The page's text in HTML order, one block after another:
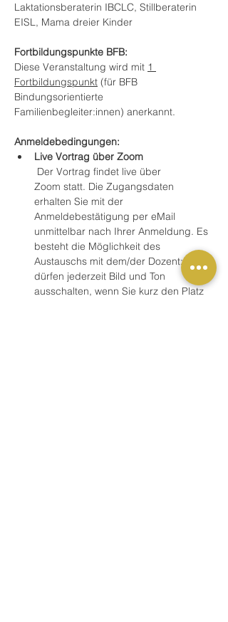
Laktationsberaterin IBCLC, Stillberaterin
EISL, Mama dreier Kinder
Fortbildungspunkte BFB:
Diese Veranstaltung wird mit 1
Fortbildungspunkt (für BFB
Bindungsorientierte
Familienbegleiter:innen) anerkannt.
Anmeldebedingungen:
Live Vortrag über Zoom
Zoom statt. Die Zugangsdaten
erhalten Sie mit der
Anmeldebestätigung per eMail
unmittelbar nach Ihrer Anmeldung. Es
besteht die Möglichkeit des
Austauschs mit dem/der Dozent:in. Sie
dürfen jederzeit Bild und Ton
ausschalten, wenn Sie kurz den Platz